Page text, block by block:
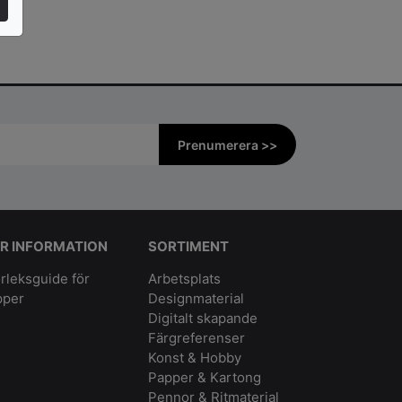
Prenumerera >>
INFORMATION
för
SORTIMENT
Arbetsplats
Designmaterial
Digitalt skapande
Färgreferenser
Konst & Hobby
Papper & Kartong
Pennor & Ritmaterial